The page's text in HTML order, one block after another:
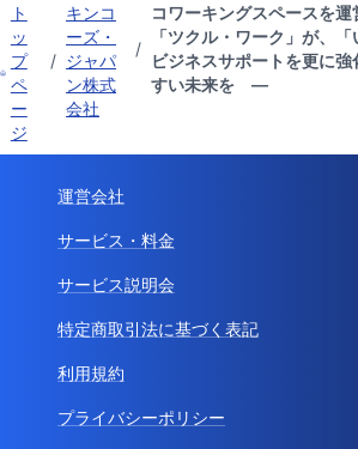
ト
ッ
プ
ペ
ー
ジ
/
キンコ
ーズ・
ジャパ
ン株式
会社
/
コワーキングスペースを
「ツクル・ワーク」が、
ビジネスサポートを更に
すい未来を ―
運営会社
サービス・料金
サービス説明会
特定商取引法に基づく表記
利用規約
プライバシーポリシー